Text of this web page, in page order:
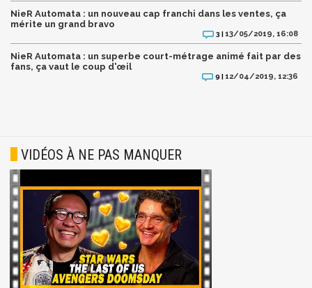
NieR Automata : un nouveau cap franchi dans les ventes, ça
mérite un grand bravo
3 | 13/05/2019, 16:08
NieR Automata : un superbe court-métrage animé fait par des
fans, ça vaut le coup d'œil
9 | 12/04/2019, 12:36
VIDÉOS À NE PAS MANQUER